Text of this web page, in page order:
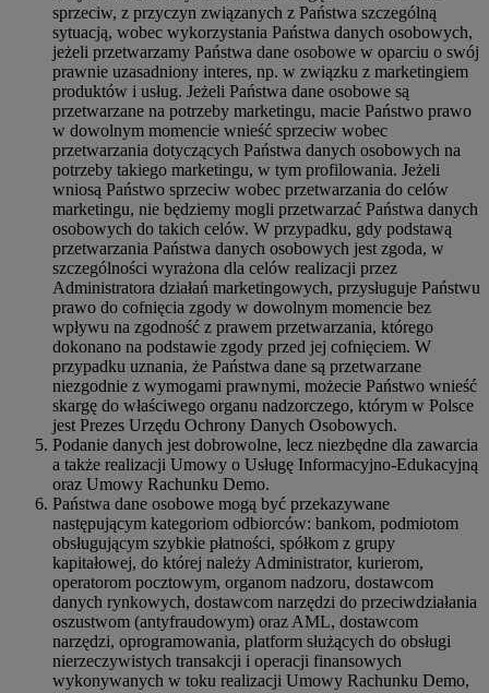
sprzeciw, z przyczyn związanych z Państwa szczególną
sytuacją, wobec wykorzystania Państwa danych osobowych,
jeżeli przetwarzamy Państwa dane osobowe w oparciu o swój
prawnie uzasadniony interes, np. w związku z marketingiem
produktów i usług. Jeżeli Państwa dane osobowe są
przetwarzane na potrzeby marketingu, macie Państwo prawo
w dowolnym momencie wnieść sprzeciw wobec
przetwarzania dotyczących Państwa danych osobowych na
potrzeby takiego marketingu, w tym profilowania. Jeżeli
wniosą Państwo sprzeciw wobec przetwarzania do celów
marketingu, nie będziemy mogli przetwarzać Państwa danych
osobowych do takich celów. W przypadku, gdy podstawą
przetwarzania Państwa danych osobowych jest zgoda, w
szczególności wyrażona dla celów realizacji przez
Administratora działań marketingowych, przysługuje Państwu
prawo do cofnięcia zgody w dowolnym momencie bez
wpływu na zgodność z prawem przetwarzania, którego
dokonano na podstawie zgody przed jej cofnięciem. W
przypadku uznania, że Państwa dane są przetwarzane
niezgodnie z wymogami prawnymi, możecie Państwo wnieść
skargę do właściwego organu nadzorczego, którym w Polsce
jest Prezes Urzędu Ochrony Danych Osobowych.
Podanie danych jest dobrowolne, lecz niezbędne dla zawarcia
a także realizacji Umowy o Usługę Informacyjno-Edukacyjną
oraz Umowy Rachunku Demo.
Państwa dane osobowe mogą być przekazywane
następującym kategoriom odbiorców: bankom, podmiotom
obsługującym szybkie płatności, spółkom z grupy
kapitałowej, do której należy Administrator, kurierom,
operatorom pocztowym, organom nadzoru, dostawcom
danych rynkowych, dostawcom narzędzi do przeciwdziałania
oszustwom (antyfraudowym) oraz AML, dostawcom
narzędzi, oprogramowania, platform służących do obsługi
nierzeczywistych transakcji i operacji finansowych
wykonywanych w toku realizacji Umowy Rachunku Demo,